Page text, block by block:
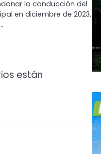
la conducción del
en diciembre de 2023,
están